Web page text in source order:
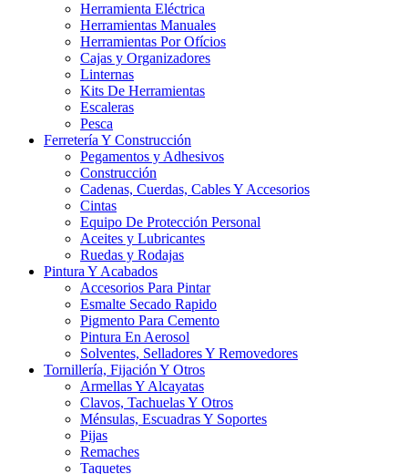
Herramienta Eléctrica
Herramientas Manuales
Herramientas Por Ofícios
Cajas y Organizadores
Linternas
Kits De Herramientas
Escaleras
Pesca
Ferretería Y Construcción
Pegamentos y Adhesivos
Construcción
Cadenas, Cuerdas, Cables Y Accesorios
Cintas
Equipo De Protección Personal
Aceites y Lubricantes
Ruedas y Rodajas
Pintura Y Acabados
Accesorios Para Pintar
Esmalte Secado Rapido
Pigmento Para Cemento
Pintura En Aerosol
Solventes, Selladores Y Removedores
Tornillería, Fijación Y Otros
Armellas Y Alcayatas
Clavos, Tachuelas Y Otros
Ménsulas, Escuadras Y Soportes
Pijas
Remaches
Taquetes